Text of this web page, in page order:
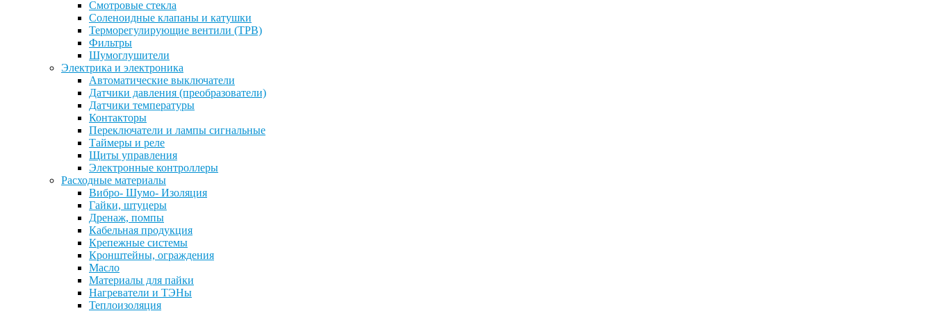
Смотровые стекла
Соленоидные клапаны и катушки
Терморегулирующие вентили (ТРВ)
Фильтры
Шумоглушители
Электрика и электроника
Автоматические выключатели
Датчики давления (преобразователи)
Датчики температуры
Контакторы
Переключатели и лампы сигнальные
Таймеры и реле
Щиты управления
Электронные контроллеры
Расходные материалы
Вибро- Шумо- Изоляция
Гайки, штуцеры
Дренаж, помпы
Кабельная продукция
Крепежные системы
Кронштейны, ограждения
Масло
Материалы для пайки
Нагреватели и ТЭНы
Теплоизоляция